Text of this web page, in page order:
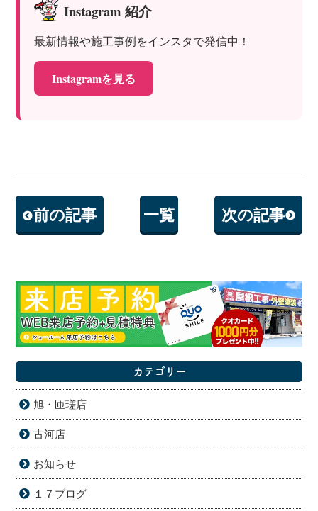
Instagram 紹介
最新情報や施工事例をインスタで発信中！
Instagramを見る
前の記事 一覧 次の記事
カテゴリー
旭・匝瑳店
古河店
お知らせ
１７ブログ